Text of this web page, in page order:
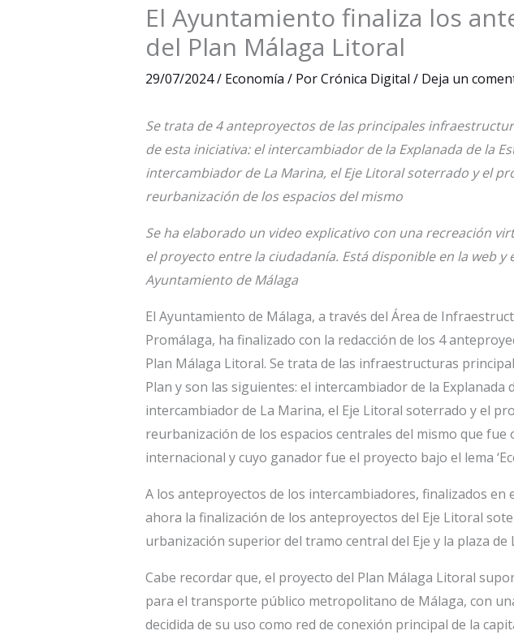
El Ayuntamiento finaliza los
del Plan Málaga Litoral
29/07/2024/ Economía / PorCrónica Digital / Deja un
Se trata de 4 anteproyectos de las principales
de esta iniciativa: el intercambiador de la Explanada de la
intercambiador de La Marina, el Eje Litoral soterrado y el
reurbanización de los espacios del mismo
Se ha elaborado un video explicativo con una recreación
el proyecto entre la ciudadanía. Está disponible en la web y
Ayuntamiento de Málaga
El Ayuntamiento de Málaga, a través del Área de
Promálaga, ha finalizado con la redacción de los 4
Plan Málaga Litoral. Se trata de las infraestructuras
Plan y son las siguientes: el intercambiador de la Explanada
intercambiador de La Marina, el Eje Litoral soterrado y el
reurbanización de los espacios centrales del mismo que fue
internacional y cuyo ganador fue el proyecto bajo el lema
A los anteproyectos de los intercambiadores, finalizados en
ahora la finalización de los anteproyectos del Eje Litoral
urbanización superior del tramo central del Eje y la plaza de
Cabe recordar que, el proyecto del Plan Málaga Litoral
para el transporte público metropolitano de Málaga, con
decidida de su uso como red de conexión principal de la